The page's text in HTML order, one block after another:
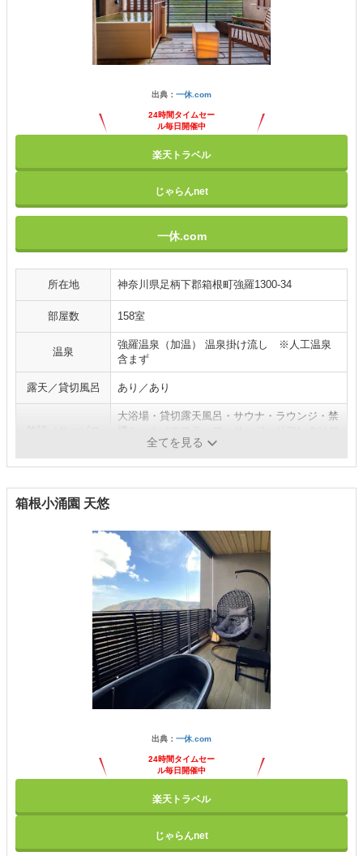
出典： 一休.com
24時間タイムセー
ル毎日開催中
楽天トラベル
じゃらんnet
一休.com
所在地 神奈川県足柄下郡箱根町強羅1300-34
部屋数 158室
温泉
強羅温泉（加温） 温泉掛け流し ※人工温泉
含まず
露天／貸切風呂 あり／あり
大浴場・貸切露天風呂・サウナ・ラウンジ・禁
全てを見る
箱根小涌園 天悠
出典： 一休.com
24時間タイムセー
ル毎日開催中
楽天トラベル
じゃらんnet